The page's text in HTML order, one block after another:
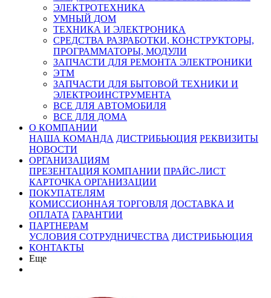
ЭЛЕКТРОТЕХНИКА
УМНЫЙ ДОМ
ТЕХНИКА И ЭЛЕКТРОНИКА
СРЕДСТВА РАЗРАБОТКИ, КОНСТРУКТОРЫ,
ПРОГРАММАТОРЫ, МОДУЛИ
ЗАПЧАСТИ ДЛЯ РЕМОНТА ЭЛЕКТРОНИКИ
ЭТМ
ЗАПЧАСТИ ДЛЯ БЫТОВОЙ ТЕХНИКИ И
ЭЛЕКТРОИНСТРУМЕНТА
ВСЕ ДЛЯ АВТОМОБИЛЯ
ВСЕ ДЛЯ ДОМА
О КОМПАНИИ
НАША КОМАНДА ДИСТРИБЬЮЦИЯ РЕКВИЗИТЫ
НОВОСТИ
ОРГАНИЗАЦИЯМ
ПРЕЗЕНТАЦИЯ КОМПАНИИ ПРАЙС-ЛИСТ
КАРТОЧКА ОРГАНИЗАЦИИ
ПОКУПАТЕЛЯМ
КОМИССИОННАЯ ТОРГОВЛЯ ДОСТАВКА И
ОПЛАТА ГАРАНТИИ
ПАРТНЕРАМ
УСЛОВИЯ СОТРУДНИЧЕСТВА ДИСТРИБЬЮЦИЯ
КОНТАКТЫ
Еще